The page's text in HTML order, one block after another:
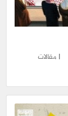
| مقالات